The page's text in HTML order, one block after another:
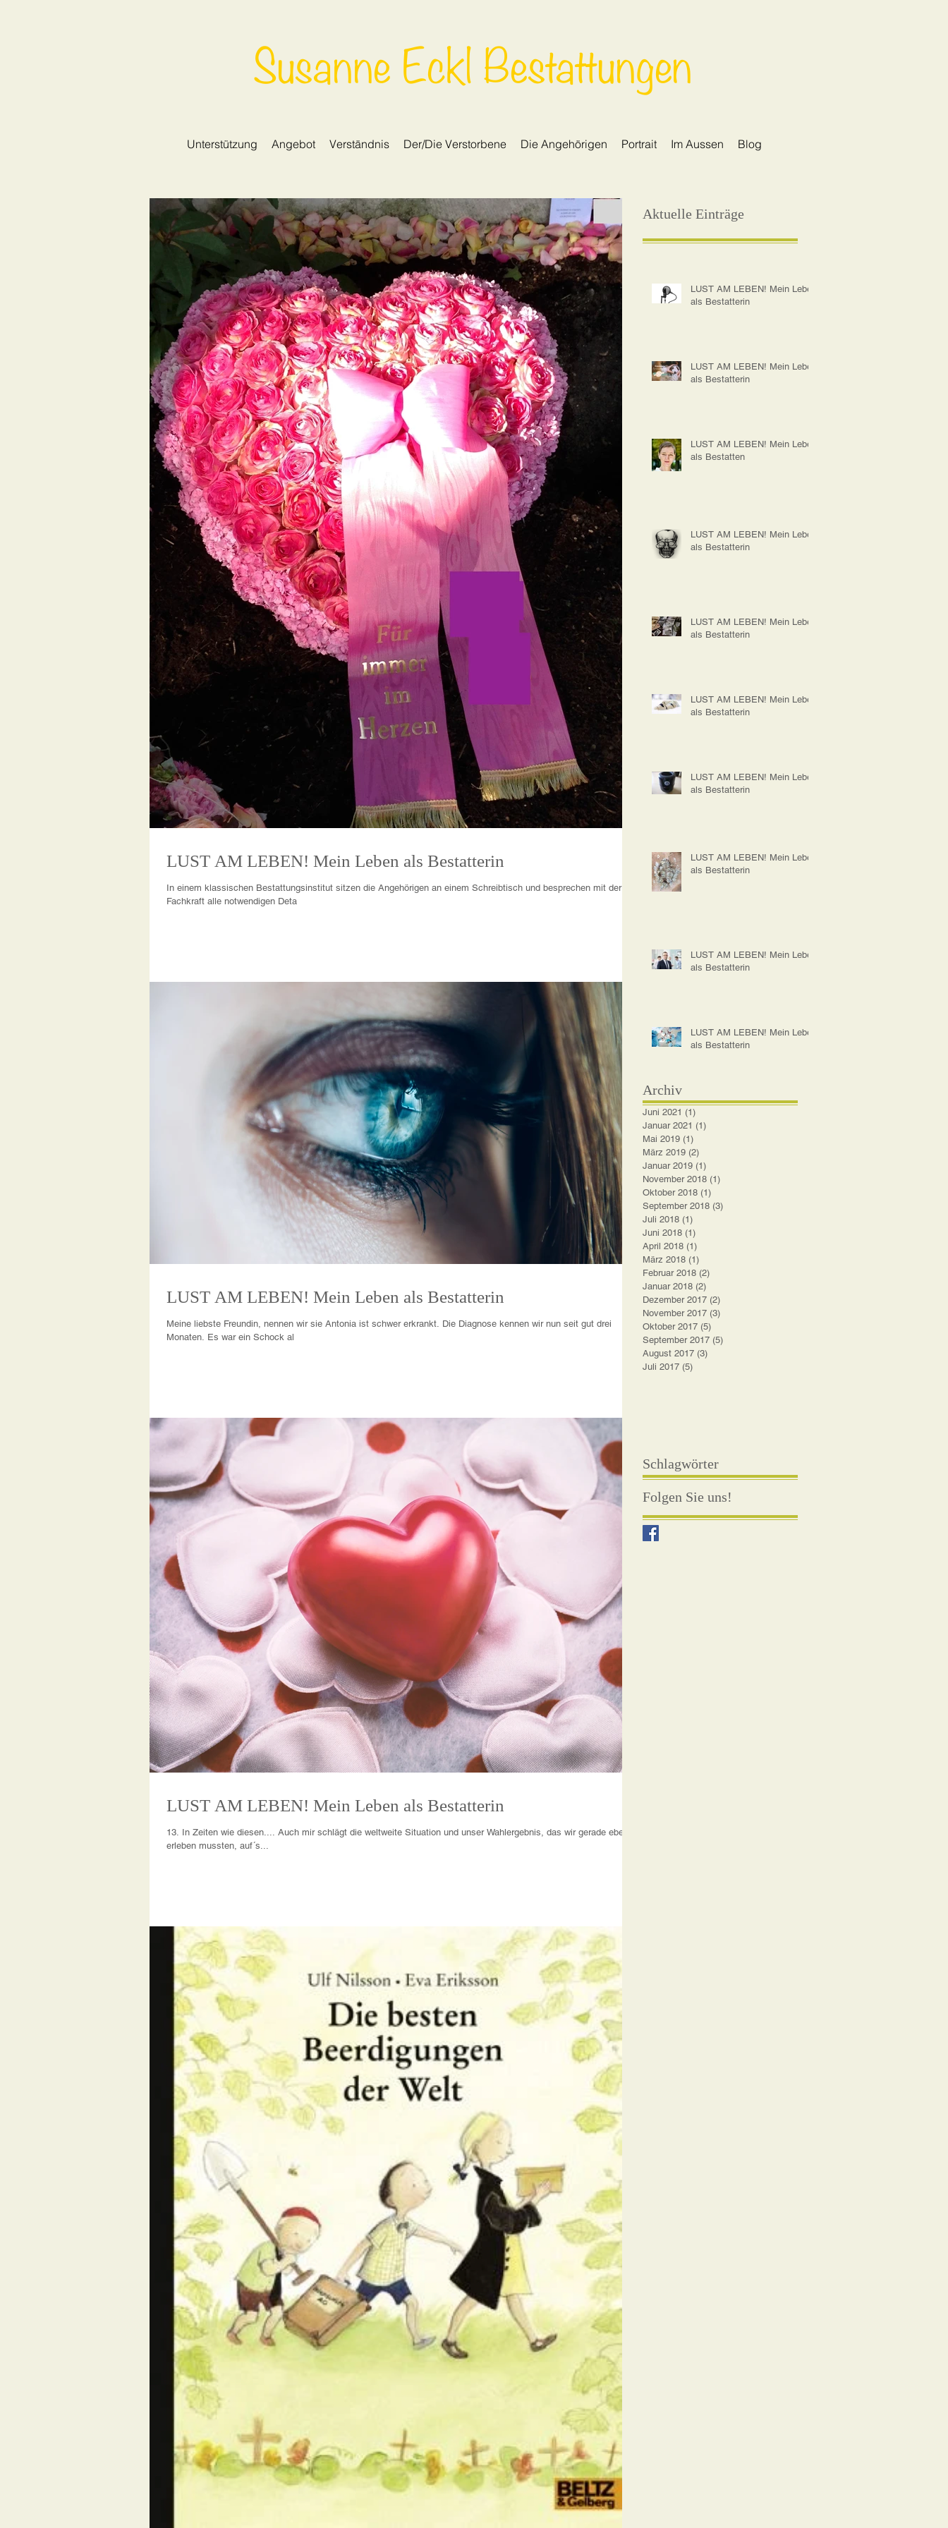
Susanne Eckl Bestattungen
Unterstützung Angebot Verständnis Der/Die Verstorbene Die Angehörigen Portrait Im Aussen Blog
LUST AM LEBEN! Mein Leben als Bestatterin
In einem klassischen Bestattungsinstitut sitzen die Angehörigen an einem Schreibtisch und besprechen mit der
Fachkraft alle notwendigen Deta
LUST AM LEBEN! Mein Leben als Bestatterin
Meine liebste Freundin, nennen wir sie Antonia ist schwer erkrankt. Die Diagnose kennen wir nun seit gut drei
Monaten. Es war ein Schock al
LUST AM LEBEN! Mein Leben als Bestatterin
13. In Zeiten wie diesen.... Auch mir schlägt die weltweite Situation und unser Wahlergebnis, das wir gerade eben
erleben mussten, auf´s...
Aktuelle Einträge
LUST AM LEBEN! Mein Leben
als Bestatterin
LUST AM LEBEN! Mein Leben
als Bestatterin
LUST AM LEBEN! Mein Leben
als Bestatten
LUST AM LEBEN! Mein Leben
als Bestatterin
LUST AM LEBEN! Mein Leben
als Bestatterin
LUST AM LEBEN! Mein Leben
als Bestatterin
LUST AM LEBEN! Mein Leben
als Bestatterin
LUST AM LEBEN! Mein Leben
als Bestatterin
LUST AM LEBEN! Mein Leben
als Bestatterin
LUST AM LEBEN! Mein Leben
als Bestatterin
Archiv
Juni 2021 (1)
Januar 2021 (1)
Mai 2019 (1)
März 2019 (2)
Januar 2019 (1)
November 2018 (1)
Oktober 2018 (1)
September 2018 (3)
Juli 2018 (1)
Juni 2018 (1)
April 2018 (1)
März 2018 (1)
Februar 2018 (2)
Januar 2018 (2)
Dezember 2017 (2)
November 2017 (3)
Oktober 2017 (5)
September 2017 (5)
August 2017 (3)
Juli 2017 (5)
Schlagwörter
Folgen Sie uns!